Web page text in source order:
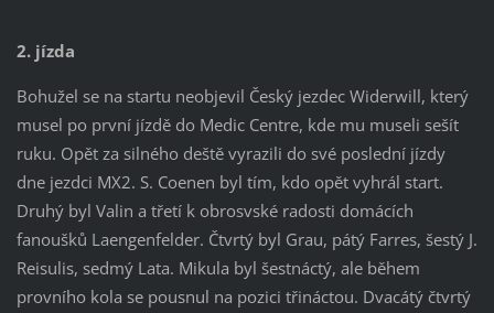
2. jízda
Bohužel se na startu neobjevil Český jezdec Widerwill, který
musel po první jízdě do Medic Centre, kde mu museli sešít
ruku. Opět za silného deště vyrazili do své poslední jízdy
dne jezdci MX2. S. Coenen byl tím, kdo opět vyhrál start.
Druhý byl Valin a třetí k obrosvské radosti domácích
fanoušků Laengenfelder. Čtvrtý byl Grau, pátý Farres, šestý J.
Reisulis, sedmý Lata. Mikula byl šestnáctý, ale během
provního kola se pousnul na pozici třináctou. Dvacátý čtvrtý